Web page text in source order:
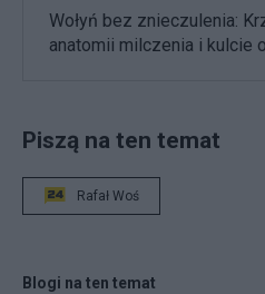
Wołyń bez znieczulenia:
anatomii milczenia i kulcie
Piszą na ten temat
Rafał Woś
Blogi na ten temat